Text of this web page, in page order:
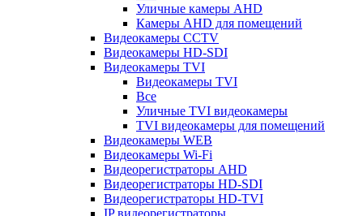
Уличные камеры AHD
Камеры AHD для помещений
Видеокамеры CCTV
Видеокамеры HD-SDI
Видеокамеры TVI
Видеокамеры TVI
Все
Уличные TVI видеокамеры
TVI видеокамеры для помещений
Видеокамеры WEB
Видеокамеры Wi-Fi
Видеорегистраторы AHD
Видеорегистраторы HD-SDI
Видеорегистраторы HD-TVI
IP видеорегистраторы